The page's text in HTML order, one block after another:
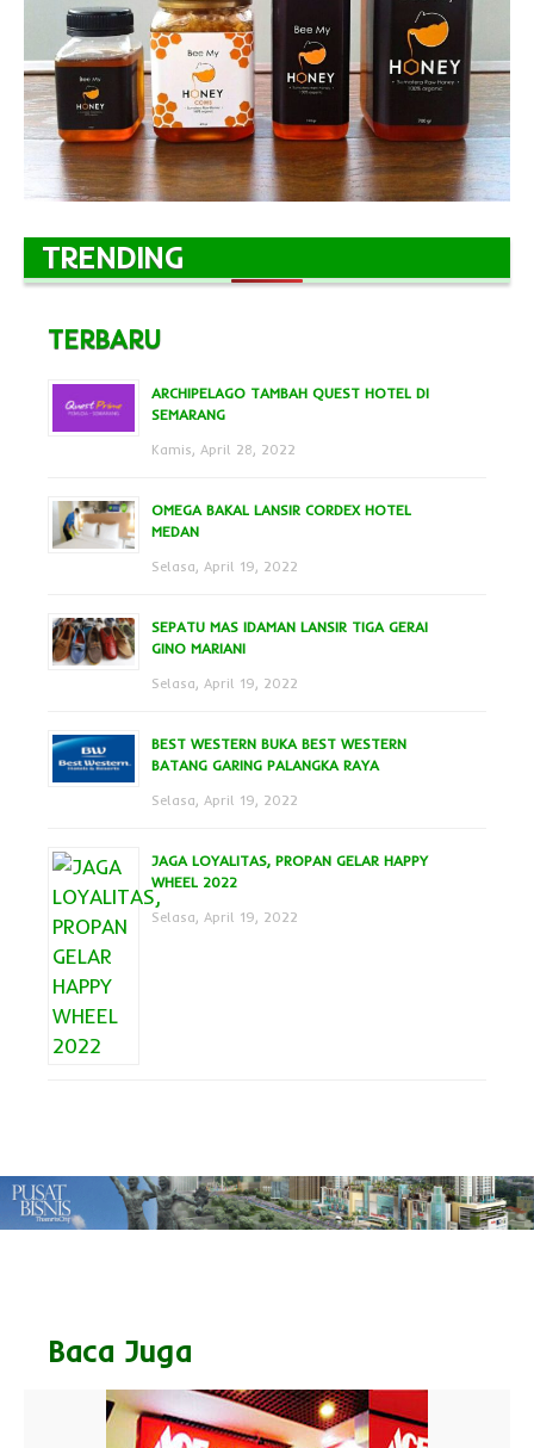
TRENDING
TERBARU
ARCHIPELAGO TAMBAH QUEST HOTEL DI
SEMARANG
Kamis, April 28, 2022
OMEGA BAKAL LANSIR CORDEX HOTEL
MEDAN
Selasa, April 19, 2022
SEPATU MAS IDAMAN LANSIR TIGA GERAI
GINO MARIANI
Selasa, April 19, 2022
BEST WESTERN BUKA BEST WESTERN
BATANG GARING PALANGKA RAYA
Selasa, April 19, 2022
JAGA LOYALITAS, PROPAN GELAR HAPPY
WHEEL 2022
Selasa, April 19, 2022
Baca Juga